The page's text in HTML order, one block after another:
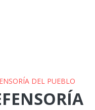
DEL PUEBLO